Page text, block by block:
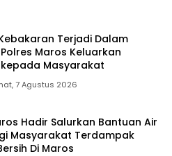
Terjadi Dalam
Maros Keluarkan
Masyarakat
7 Agustus 2026
Hadir Salurkan Bantuan Air
Masyarakat Terdampak
Di Maros